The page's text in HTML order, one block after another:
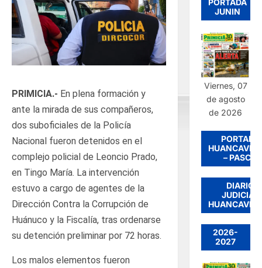
PRIMICIA.- En plena formación y
ante la mirada de sus compañeros,
dos suboficiales de la Policía
Nacional fueron detenidos en el
complejo policial de Leoncio Prado,
en Tingo María. La intervención
estuvo a cargo de agentes de la
Dirección Contra la Corrupción de
Huánuco y la Fiscalía, tras ordenarse
su detención preliminar por 72 horas.
Los malos elementos fueron
JUNIN
Viernes, 07
de agosto
de 2026
PORTADA
– PASCO
DIARIO
JUDICIAL
2026-
2027